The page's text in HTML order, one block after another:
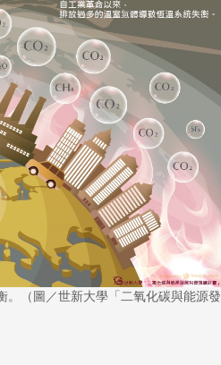
。（圖／世新大學「二氧化碳與能源發